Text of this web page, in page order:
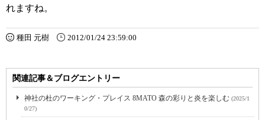
れますね。
種田 元樹 2012/01/24 23:59:00
関連記事＆ブログエントリー
神社の杜のワーキング・プレイス 8MATO 森の彩りと炎を楽しむ (2025/1
0/27)